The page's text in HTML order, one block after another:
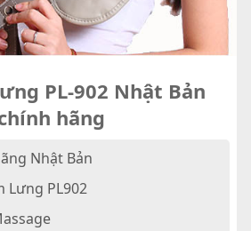
PL-902 Nhật Bản
hãng
Nhật Bản
Lưng PL902